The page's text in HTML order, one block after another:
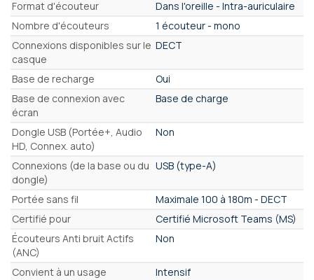
Format d'écouteur
Dans l'oreille - Intra-auriculaire
Nombre d'écouteurs
1 écouteur - mono
Connexions disponibles sur le
casque
DECT
Base de recharge
Oui
Base de connexion avec
écran
Base de charge
Dongle USB (Portée+, Audio
HD, Connex. auto)
Non
Connexions (de la base ou du
dongle)
USB (type-A)
Portée sans fil
Maximale 100 à 180m - DECT
Certifié pour
Certifié Microsoft Teams (MS)
Écouteurs Anti bruit Actifs
(ANC)
Non
Convient à un usage
Intensif